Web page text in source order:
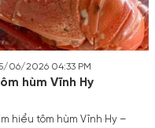
06/2026 04:33 PM
hùm Vĩnh Hy
hiểu tôm hùm Vĩnh Hy –